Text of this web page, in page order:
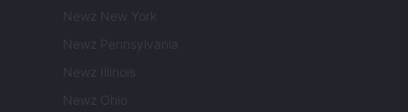
Newz New York
Newz Pennsylvania
Newz Illinois
Newz Ohio